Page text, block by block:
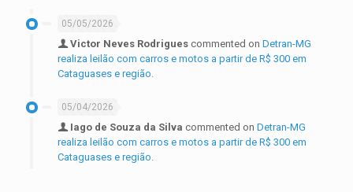
05/05/2026
Victor Neves Rodrigues commented on Detran-MG
realiza leilão com carros e motos a partir de R$ 300 em
Cataguases e região.
05/04/2026
Iago de Souza da Silva commented on Detran-MG
realiza leilão com carros e motos a partir de R$ 300 em
Cataguases e região.